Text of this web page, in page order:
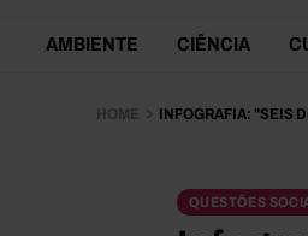
Themes Menu
AMBIENTE CIÊNCIA
HOME INFOGRAFIA: "SEIS
QUESTÕES